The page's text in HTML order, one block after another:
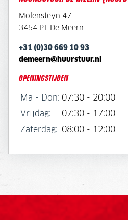
Molensteyn 47
3454 PT De Meern
+31 (0)30 669 10 93
demeern@huurstuur.nl
OPENINGSTIJDEN
Ma - Don: 07:30 - 20:00
Vrijdag:
07:30 - 17:00
Zaterdag:
08:00 - 12:00